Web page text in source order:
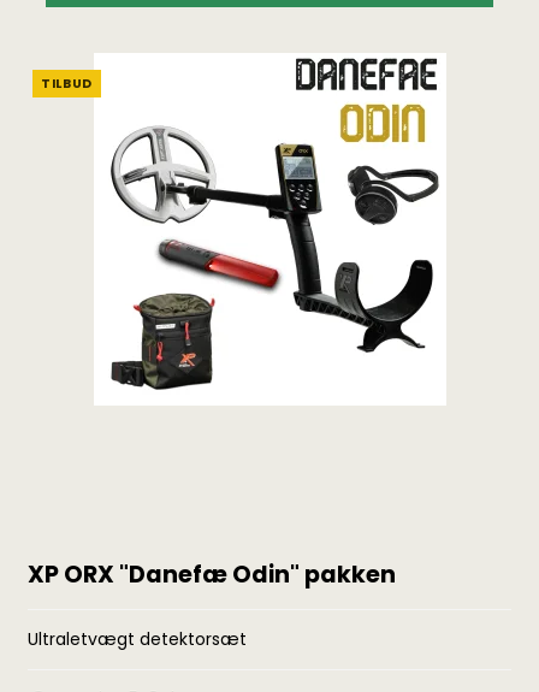
TILBUD
XP ORX "Danefæ Odin" pakken
Ultraletvægt detektorsæt